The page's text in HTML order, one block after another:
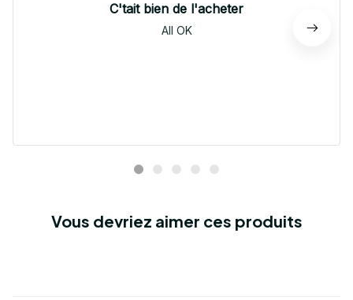
C'tait bien de l'acheter
All OK
Vous devriez aimer ces produits